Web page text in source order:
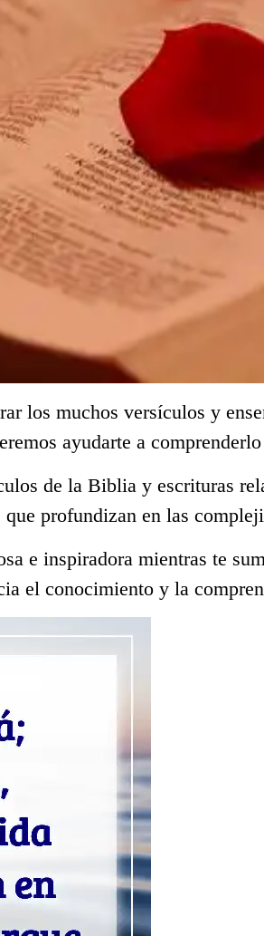
los muchos versículos y
ayudarte a
de la Biblia y escrituras
profundizan en las
e inspiradora mientras te
el conocimiento y la